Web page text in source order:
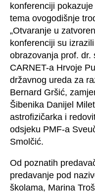
konferenciji
tema ovogodišnje
„Otvaranje u
konferenciji su
obrazovanja prof. dr.
CARNET-a Hrvoje
državnog ureda za
Bernard Gršić,
Šibenika Danijel
astrofizičarka i
odsjeku PMF-a
Smolčić.
Od poznatih
predavanje pod
školama, Marina